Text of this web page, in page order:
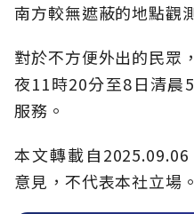
南方較無遮蔽的地點觀
對於不方便外出的民眾
夜11時20分至8日清晨
服務。
本文轉載自
意見，不代表本社立場。